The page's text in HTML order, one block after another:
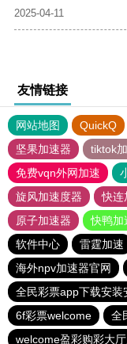
2025-04-11
友情链接
网站地图 QuickQ
坚果加速器
tiktok
免费vqn外网加速
旋风加速度器
快连
原子加速器
快鸭加
软件中心
雷霆加速
海外npv加速器官网
全民彩票app下载安装
6f彩票welcome
全
welcome盈彩购彩大